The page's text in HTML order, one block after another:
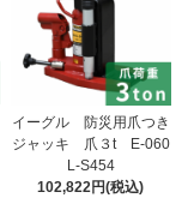
イーグル 防災用爪つき
ジャッキ 爪３t E-060
L-S454
102,822円(税込)